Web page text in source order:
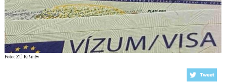
Foto: ZÚ Kišiněv